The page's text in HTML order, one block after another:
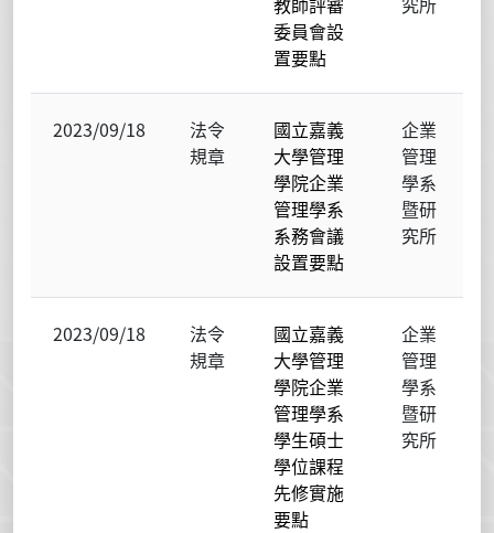
委員會設
置要點
2023/09/18
法令
規章
國立嘉義
大學管理
學院企業
管理學系
系務會議
設置要點
企業
管理
學系
暨研
究所
2023/09/18
法令
規章
國立嘉義
大學管理
學院企業
管理學系
學生碩士
學位課程
先修實施
要點
企業
管理
學系
暨研
究所